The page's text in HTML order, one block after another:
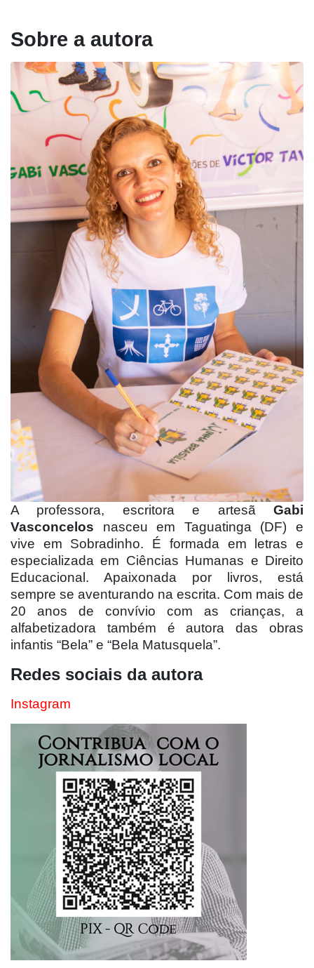
Sobre a autora
A professora, escritora e artesã Gabi
Vasconcelos nasceu em Taguatinga (DF) e
vive em Sobradinho. É formada em letras e
especializada em Ciências Humanas e Direito
Educacional. Apaixonada por livros, está
sempre se aventurando na escrita. Com mais de
20 anos de convívio com as crianças, a
alfabetizadora também é autora das obras
infantis “Bela” e “Bela Matusquela”.
Redes sociais da autora
Instagram